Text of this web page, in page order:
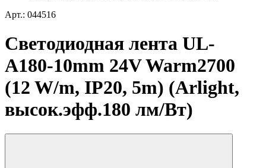
Арт.: 044516
Светодиодная лента UL-
A180-10mm 24V Warm2700
(12 W/m, IP20, 5m) (Arlight,
высок.эфф.180 лм/Вт)